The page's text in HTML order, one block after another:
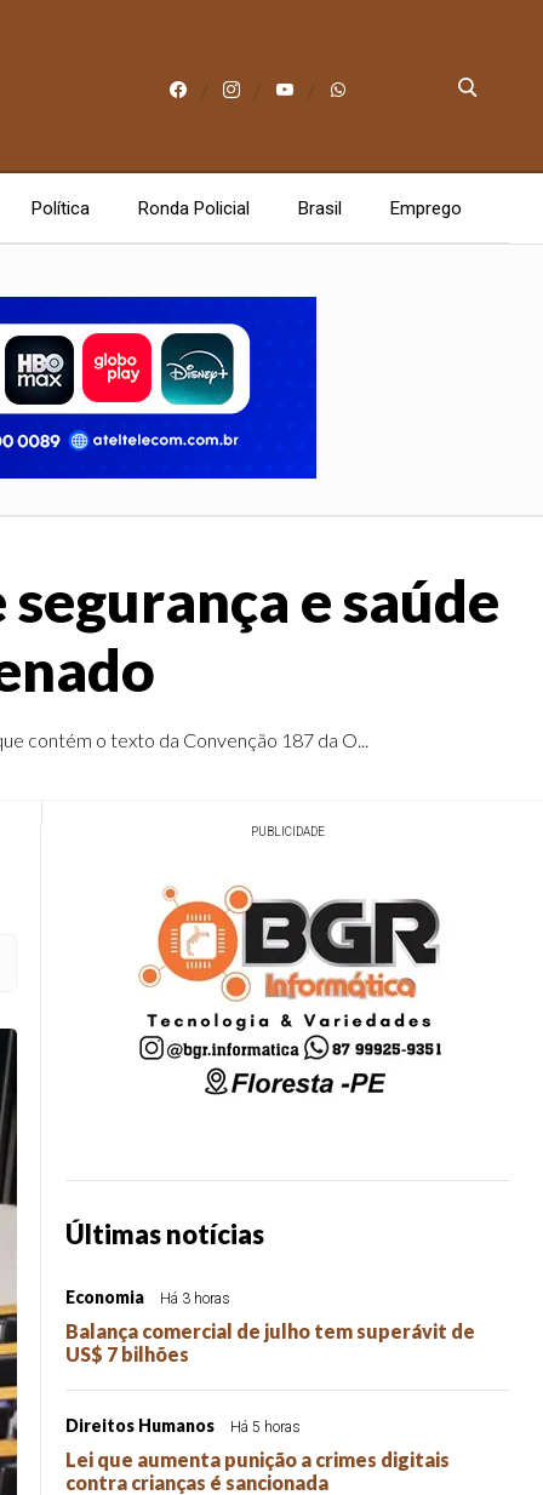
Política Ronda Policial Brasil Emprego
e saúde
contém o texto da Convenção 187 da O...
PUBLICIDADE
Últimas notícias
Economia Há 3 horas
Balança comercial de julho tem superávit de
US$ 7 bilhões
Direitos Humanos Há 5 horas
Lei que aumenta punição a crimes digitais
contra crianças é sancionada